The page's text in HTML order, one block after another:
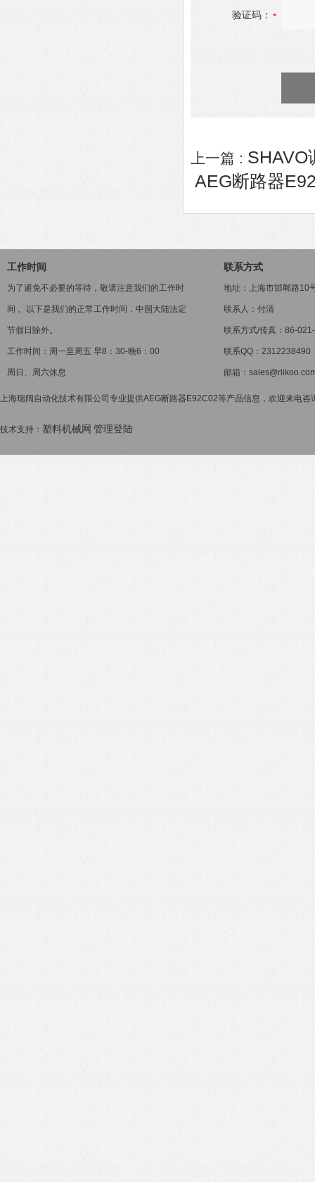
验证码：
上一篇 : SHAVO
AEG断路器
工作时间
为了避免不必要的等待，敬请注意我们的工作时
间 。以下是我们的正常工作时间，中国大陆法定
节假日除外。
工作时间：周一至周五 早8：30-晚6：00
周日、周六休息
联系方式
地址：上海市邯郸路10
联系人：付清
联系方式/传真：86-
联系QQ：2312238490
邮箱：
上海瑞阔自动化技术有限公司专业提供AEG断路器E92C02等产品信息，欢迎来电咨
技术支持： 塑料机械网 管理登陆